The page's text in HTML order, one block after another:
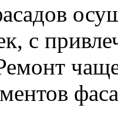
с